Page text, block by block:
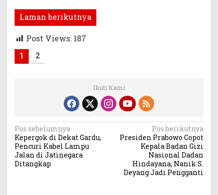
Laman berikutnya
Post Views: 187
1 2
Ikuti Kami
Navigasi
pos
Pos sebelumnya
Kepergok di Dekat Gardu,
Pencuri Kabel Lampu
Jalan di Jatinegara
Ditangkap
Pos berikutnya
Presiden Prabowo Copot
Kepala Badan Gizi
Nasional Dadan
Hindayana, Nanik S.
Deyang Jadi Pengganti